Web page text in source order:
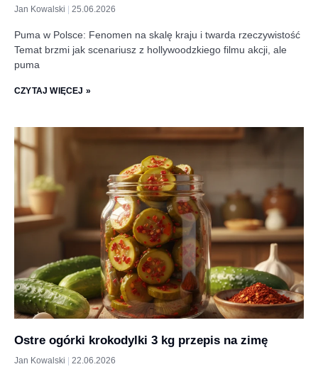
Jan Kowalski 25.06.2026
Puma w Polsce: Fenomen na skalę kraju i twarda rzeczywistość
Temat brzmi jak scenariusz z hollywoodzkiego filmu akcji, ale
puma
CZYTAJ WIĘCEJ »
Ostre ogórki krokodylki 3 kg przepis na zimę
Jan Kowalski 22.06.2026